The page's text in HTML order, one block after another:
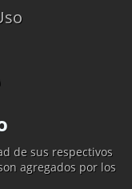
de sus respectivos
agregados por los